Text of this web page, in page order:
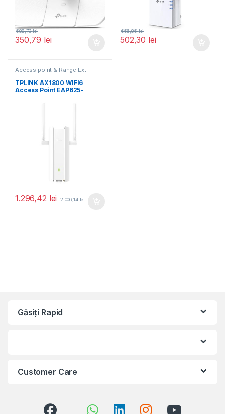
350,79 lei
588,73lei
502,30 lei
656,85lei
Access point & Range Ext.
TPLINK AX1800 WIFI6
Access Point EAP625-
1.296,42 lei 2.006,14lei
Găsiți Rapid
Customer Care